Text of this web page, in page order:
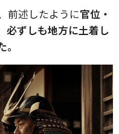
前述したように官位・
必ずしも地方に土着し